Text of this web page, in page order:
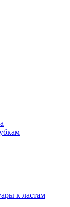
к ластам